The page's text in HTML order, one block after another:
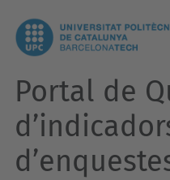
Portal de